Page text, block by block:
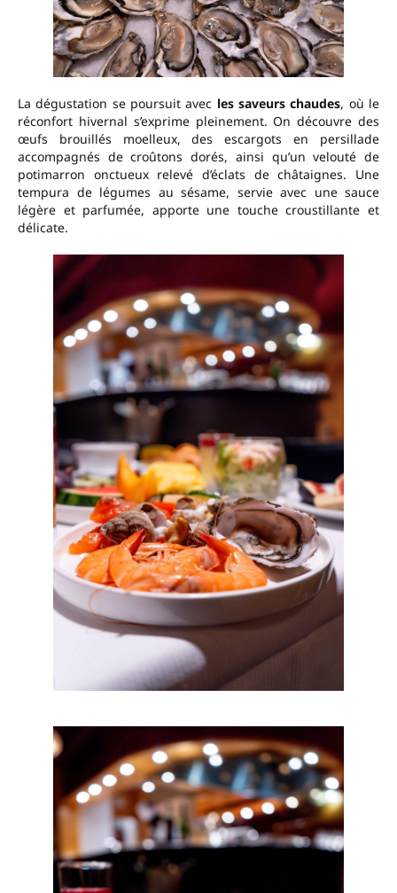
La dégustation se poursuit avec les saveurs chaudes, où le
réconfort hivernal s’exprime pleinement. On découvre des
œufs brouillés moelleux, des escargots en persillade
accompagnés de croûtons dorés, ainsi qu’un velouté de
potimarron onctueux relevé d’éclats de châtaignes. Une
tempura de légumes au sésame, servie avec une sauce
légère et parfumée, apporte une touche croustillante et
délicate.